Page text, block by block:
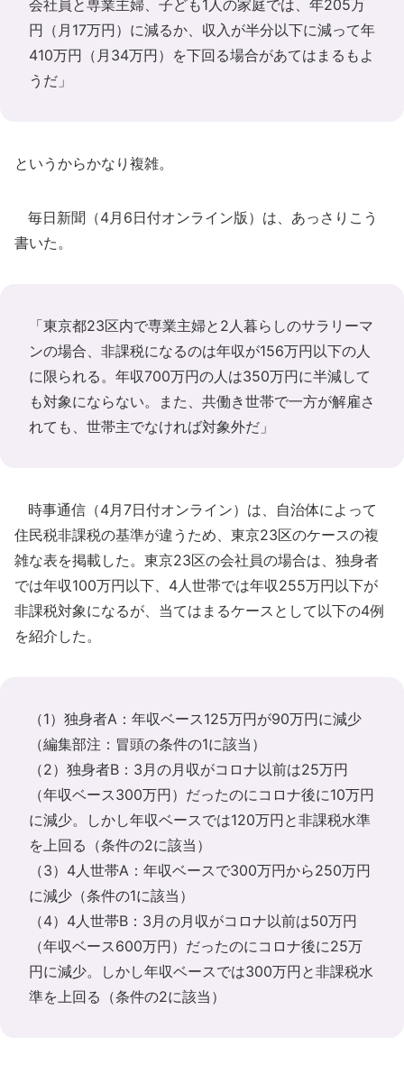
会社員と専業主婦、子ども1人の家庭では、年205万
円（月17万円）に減るか、収入が半分以下に減って年
410万円（月34万円）を下回る場合があてはまるもよ
うだ」
というからかなり複雑。
毎日新聞（4月6日付オンライン版）は、あっさりこう
書いた。
「東京都23区内で専業主婦と2人暮らしのサラリーマ
ンの場合、非課税になるのは年収が156万円以下の人
に限られる。年収700万円の人は350万円に半減して
も対象にならない。また、共働き世帯で一方が解雇さ
れても、世帯主でなければ対象外だ」
時事通信（4月7日付オンライン）は、自治体によって
住民税非課税の基準が違うため、東京23区のケースの複
雑な表を掲載した。東京23区の会社員の場合は、独身者
では年収100万円以下、4人世帯では年収255万円以下が
非課税対象になるが、当てはまるケースとして以下の4例
を紹介した。
（1）独身者A：年収ベース125万円が90万円に減少
（編集部注：冒頭の条件の1に該当）
（2）独身者B：3月の月収がコロナ以前は25万円
（年収ベース300万円）だったのにコロナ後に10万円
に減少。しかし年収ベースでは120万円と非課税水準
を上回る（条件の2に該当）
（3）4人世帯A：年収ベースで300万円から250万円
に減少（条件の1に該当）
（4）4人世帯B：3月の月収がコロナ以前は50万円
（年収ベース600万円）だったのにコロナ後に25万
円に減少。しかし年収ベースでは300万円と非課税水
準を上回る（条件の2に該当）